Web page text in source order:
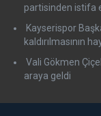
partisinden istifa
Kayserispor
kaldırılmasının
Vali Gökmen
araya geldi